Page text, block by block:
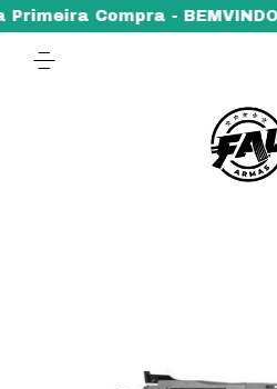
Compra - BEMVINDO5